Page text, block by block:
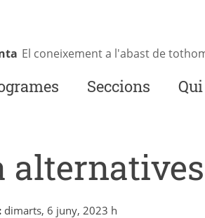
El coneixement a l'abast de
Seccions
dimarts, 6 juny, 2023 h